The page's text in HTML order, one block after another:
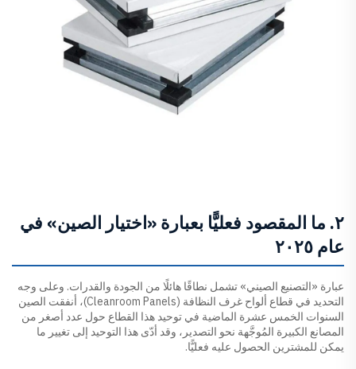
٢. ما المقصود فعليًّا بعبارة «اختيار الصين» في
عام ٢٠٢٥
عبارة «التصنيع الصيني» تشمل نطاقًا هائلًا من الجودة والقدرات. وعلى وجه
التحديد في قطاع ألواح غرف النظافة (Cleanroom Panels)، أنفقت الصين
السنوات الخمس عشرة الماضية في توحيد هذا القطاع حول عدد أصغر من
المصانع الكبيرة المُوجَّهة نحو التصدير، وقد أدّى هذا التوحيد إلى تغيير ما
يمكن للمشترين الحصول عليه فعليًّا.